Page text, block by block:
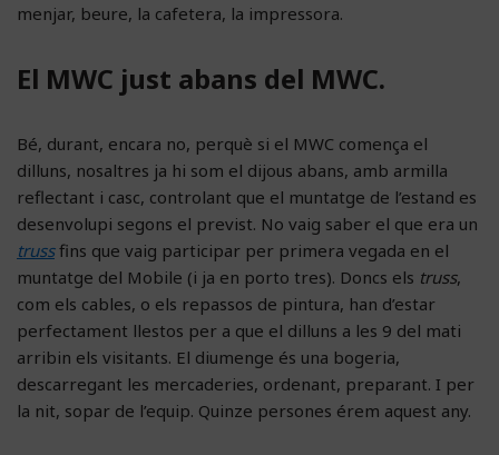
menjar, beure, la cafetera, la impressora.
El MWC just abans del MWC.
Bé, durant, encara no, perquè si el MWC comença el
dilluns, nosaltres ja hi som el dijous abans, amb armilla
reflectant i casc, controlant que el muntatge de l’estand es
desenvolupi segons el previst. No vaig saber el que era un
trussfins que vaig participar per primera vegada en el
muntatge del Mobile (i ja en porto tres). Doncs els truss,
com els cables, o els repassos de pintura, han d’estar
perfectament llestos per a que el dilluns a les 9 del mati
arribin els visitants. El diumenge és una bogeria,
descarregant les mercaderies, ordenant, preparant. I per
la nit, sopar de l’equip. Quinze persones érem aquest any.